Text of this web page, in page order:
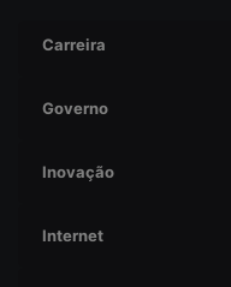
Carreira
Governo
Inovação
Internet